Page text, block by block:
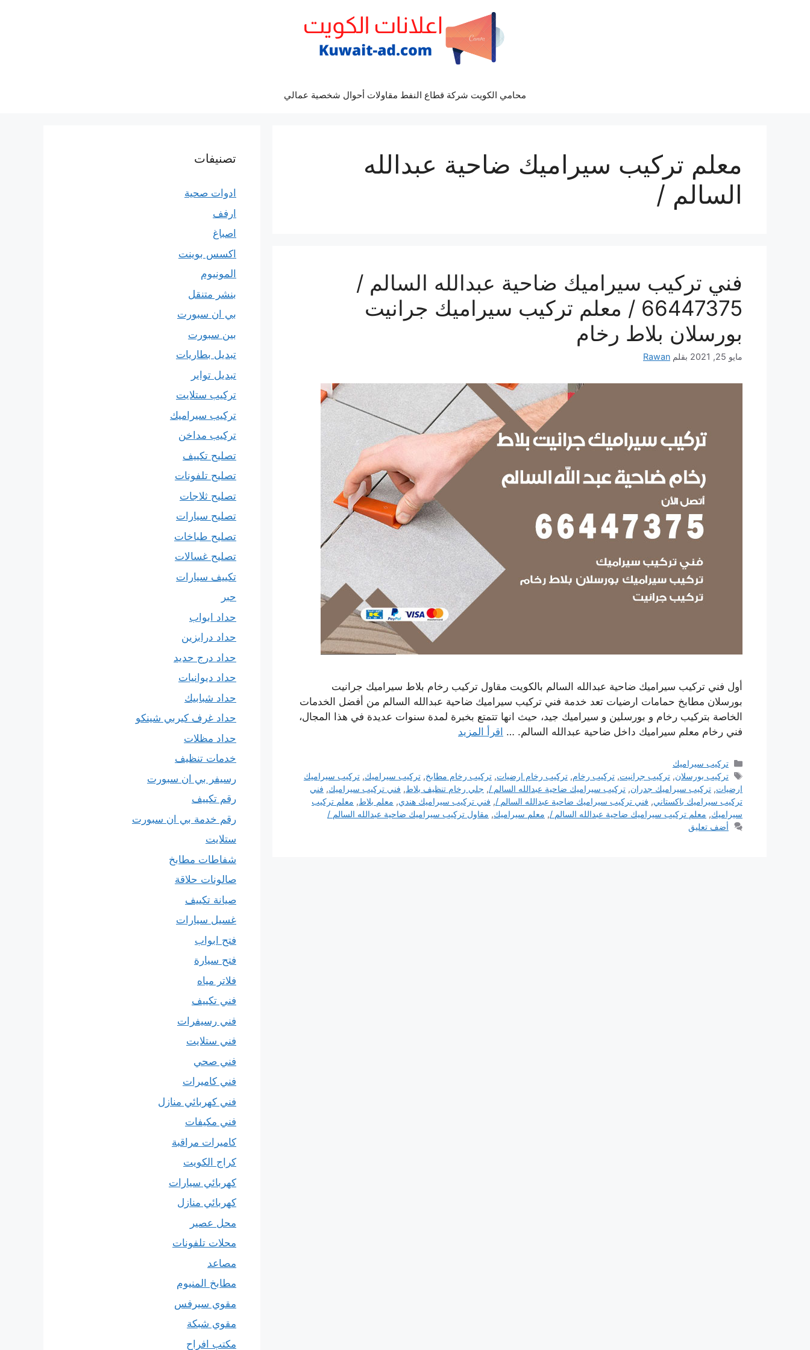
محامي الكويت شركة قطاع النفط مقاولات أحوال شخصية عمالي
معلم تركيب سيراميك ضاحية عبدالله
السالم /
فني تركيب سيراميك ضاحية عبدالله السالم /
66447375 / معلم تركيب سيراميك جرانيت
بورسلان بلاط رخام
مايو 25, 2021 بقلم Rawan
أول فني تركيب سيراميك ضاحية عبدالله السالم بالكويت مقاول تركيب رخام بلاط سيراميك جرانيت
بورسلان مطابخ حمامات ارضيات تعد خدمة فني تركيب سيراميك ضاحية عبدالله السالم من أفضل الخدمات
الخاصة بتركيب رخام و بورسلين و سيراميك جيد، حيث انها تتمتع بخبرة لمدة سنوات عديدة في هذا المجال،
فني رخام معلم سيراميك داخل ضاحية عبدالله السالم. … اقرأ المزيد
التصنيفات
تركيب سيراميك
الوسوم
تركيب بورسلان,تركيب جرانيت,تركيب رخام,تركيب رخام ارضيات,تركيب رخام مطابخ,تركيب سيراميك,تركيب سيراميك
ارضيات, تركيب سيراميك جدران, تركيب سيراميك ضاحية عبدالله السالم /, جلي رخام تنظيف بلاط, فني تركيب سيراميك, فني
تركيب سيراميك باكستاني, فني تركيب سيراميك ضاحية عبدالله السالم /, فني تركيب سيراميك هندي, معلم بلاط, معلم تركيب
سيراميك, معلم تركيب سيراميك ضاحية عبدالله السالم /, معلم سيراميك, مقاول تركيب سيراميك ضاحية عبدالله السالم /
أضف تعليق
تصنيفات
ادوات صحية
ارفف
اصباغ
اكسس بوينت
المونيوم
بنشر متنقل
بي ان سبورت
بين سبورت
تبديل بطاريات
تبديل تواير
تركيب ستلايت
تركيب سيراميك
تركيب مداخن
تصليح تكييف
تصليح تلفونات
تصليح ثلاجات
تصليح سيارات
تصليح طباخات
تصليح غسالات
تكييف سيارات
حبر
حداد ابواب
حداد درابزين
حداد درج حديد
حداد ديوانيات
حداد شبابيك
حداد غرف كيربي شينكو
حداد مظلات
خدمات تنظيف
رسيفر بي ان سبورت
رقم تكييف
رقم خدمة بي ان سبورت
ستلايت
شفاطات مطابخ
صالونات حلاقة
صيانة تكييف
غسيل سيارات
فتح ابواب
فتح سيارة
فلاتر مياه
فني تكييف
فني رسيفرات
فني ستلايت
فني صحي
فني كاميرات
فني كهربائي منازل
فني مكيفات
كاميرات مراقبة
كراج الكويت
كهربائي سيارات
كهربائي منازل
محل عصير
محلات تلفونات
مصاعد
مطابخ المنيوم
مقوي سيرفس
مقوي شبكة
مكتب افراح